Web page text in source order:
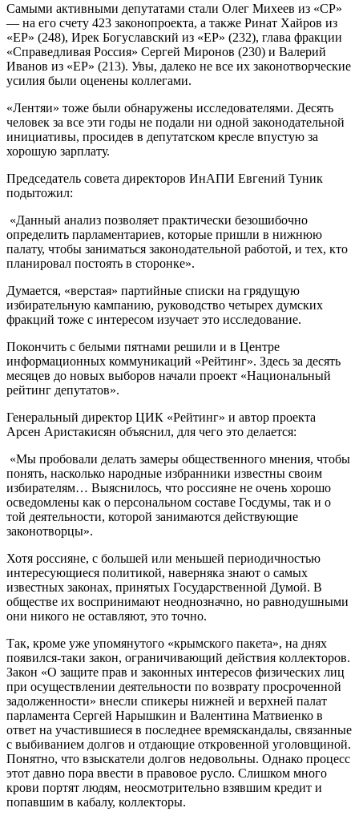
Самыми активными депутатами стали Олег Михеев из «СР»
— на его счету 423 законопроекта, а также Ринат Хайров из
«ЕР» (248), Ирек Богуславский из «ЕР» (232), глава фракции
«Справедливая Россия» Сергей Миронов (230) и Валерий
Иванов из «ЕР» (213). Увы, далеко не все их законотворческие
усилия были оценены коллегами.
«Лентяи» тоже были обнаружены исследователями. Десять
человек за все эти годы не подали ни одной законодательной
инициативы, просидев в депутатском кресле впустую за
хорошую зарплату.
Председатель совета директоров ИнАПИ Евгений Туник
подытожил:
«Данный анализ позволяет практически безошибочно
определить парламентариев, которые пришли в нижнюю
палату, чтобы заниматься законодательной работой, и тех, кто
планировал постоять в сторонке».
Думается, «верстая» партийные списки на грядущую
избирательную кампанию, руководство четырех думских
фракций тоже с интересом изучает это исследование.
Покончить с белыми пятнами решили и в Центре
информационных коммуникаций «Рейтинг». Здесь за десять
месяцев до новых выборов начали проект «Национальный
рейтинг депутатов».
Генеральный директор ЦИК «Рейтинг» и автор проекта
Арсен Аристакисян объяснил, для чего это делается:
«Мы пробовали делать замеры общественного мнения, чтобы
понять, насколько народные избранники известны своим
избирателям… Выяснилось, что россияне не очень хорошо
осведомлены как о персональном составе Госдумы, так и о
той деятельности, которой занимаются действующие
законотворцы».
Хотя россияне, с большей или меньшей периодичностью
интересующиеся политикой, наверняка знают о самых
известных законах, принятых Государственной Думой. В
обществе их воспринимают неоднозначно, но равнодушными
они никого не оставляют, это точно.
Так, кроме уже упомянутого «крымского пакета», на днях
появился-таки закон, ограничивающий действия коллекторов.
Закон «О защите прав и законных интересов физических лиц
при осуществлении деятельности по возврату просроченной
задолженности» внесли спикеры нижней и верхней палат
парламента Сергей Нарышкин и Валентина Матвиенко в
ответ на участившиеся в последнее времяскандалы, связанные
с выбиванием долгов и отдающие откровенной уголовщиной.
Понятно, что взыскатели долгов недовольны. Однако процесс
этот давно пора ввести в правовое русло. Слишком много
крови портят людям, неосмотрительно взявшим кредит и
попавшим в кабалу, коллекторы.